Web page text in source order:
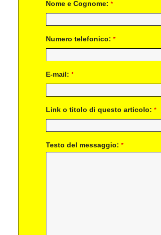
Nome e Cognome: *
Numero telefonico: *
E-mail: *
Link o titolo di questo articolo: *
Testo del messaggio: *